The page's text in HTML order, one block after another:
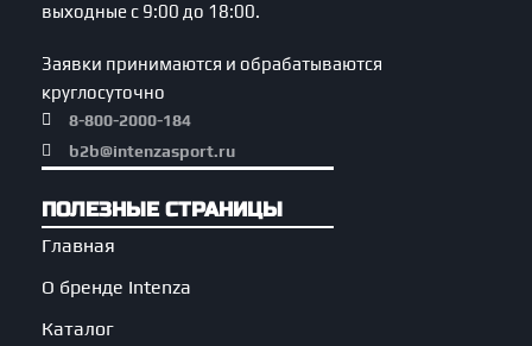
выходные с 9:00 до 18:00.
Заявки принимаются и обрабатываются
круглосуточно
8-800-2000-184
b2b@intenzasport.ru
ПОЛЕЗНЫЕ СТРАНИЦЫ
Главная
О бренде Intenza
Каталог